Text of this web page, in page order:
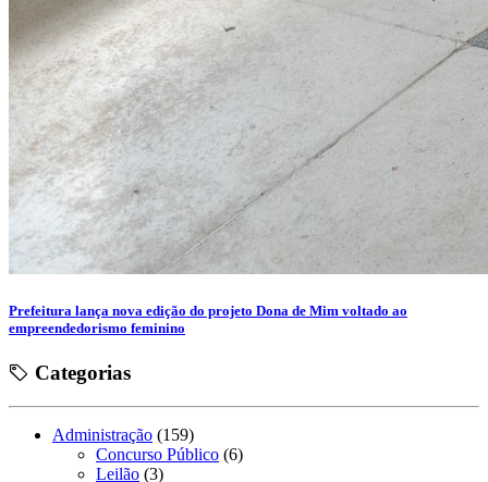
Prefeitura lança nova edição do projeto Dona de Mim voltado ao
empreendedorismo feminino
Categorias
Administração (159)
Concurso Público (6)
Leilão (3)